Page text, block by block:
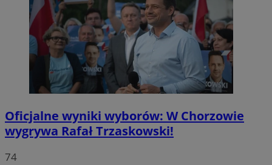
Oficjalne wyniki wyborów: W Chorzowie
wygrywa Rafał Trzaskowski!
74